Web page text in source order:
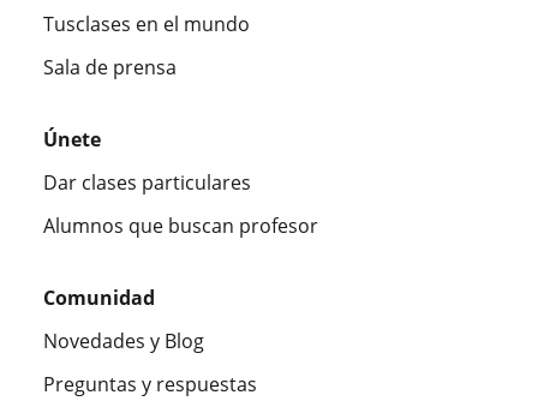
Tusclases en el mundo
Sala de prensa
Únete
Dar clases particulares
Alumnos que buscan profesor
Comunidad
Novedades y Blog
Preguntas y respuestas